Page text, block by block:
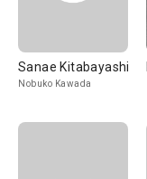
Sanae Kitabayashi
Nobuko Kawada